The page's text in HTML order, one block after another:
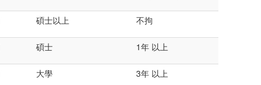
碩士以上 不拘
碩士 1年 以上
大學 3年 以上